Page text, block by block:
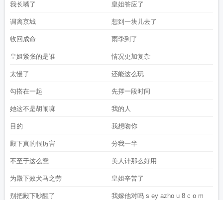
我长嘴了 皇姐答应了
调离京城 想到一块儿去了
收回成命 雨季到了
皇姐紧张的是谁 情况更加复杂
太慢了 还能这么玩
勾搭在一起 先撑一段时间
她这不是胡闹嘛 我的人
目的 我想吻你
殿下真的很厉害 分我一半
不至于这么蠢 美人计那么好用
为殿下效犬马之劳 皇姐辛苦了
别把殿下吵醒了 我嫁他对吗 s ey azho u 8 c o m